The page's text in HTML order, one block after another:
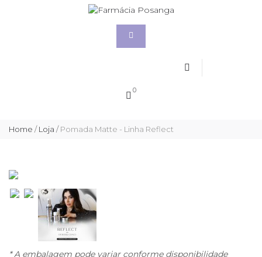
0
Home /Loja /Pomada Matte - Linha Reflect
* A embalagem pode variar conforme disponibilidade